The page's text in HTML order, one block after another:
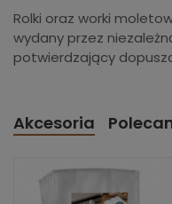
Rolki oraz worki
wydany przez
potwierdzający
Akcesoria